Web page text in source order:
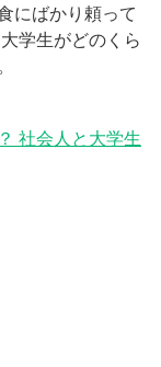
にばかり頼って
学生がどのくら
社会人と大学生